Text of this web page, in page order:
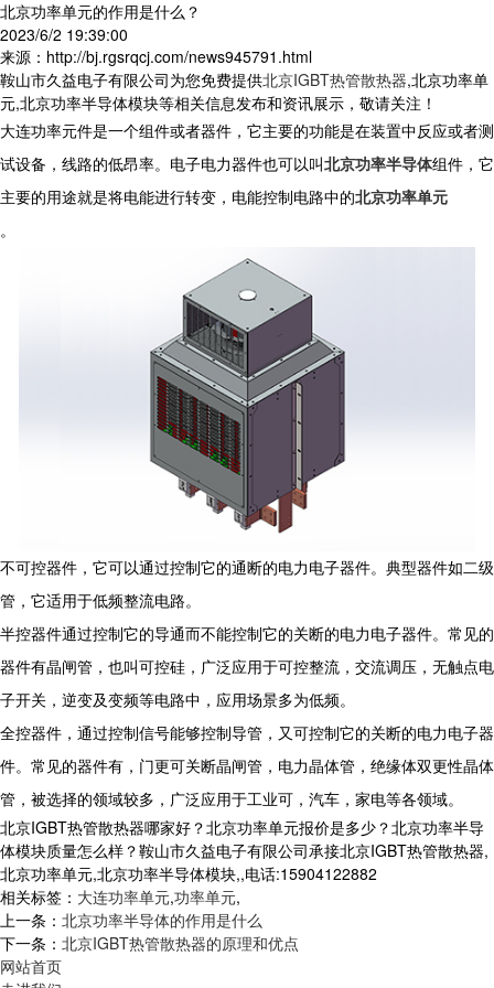
北京功率单元的作用是什么？
2023/6/2 19:39:00
来源：http://bj.rgsrqcj.com/news945791.html
鞍山市久益电子有限公司为您免费提供北京IGBT热管散热器,北京功率单
元,北京功率半导体模块等相关信息发布和资讯展示，敬请关注！
大连功率元件是一个组件或者器件，它主要的功能是在装置中反应或者测
试设备，线路的低昂率。电子电力器件也可以叫 北京功率半导体组件，它
主要的用途就是将电能进行转变，电能控制电路中的北京功率单元
。
不可控器件，它可以通过控制它的通断的电力电子器件。典型器件如二级
管，它适用于低频整流电路。
半控器件通过控制它的导通而不能控制它的关断的电力电子器件。常见的
器件有晶闸管，也叫可控硅，广泛应用于可控整流，交流调压，无触点电
子开关，逆变及变频等电路中，应用场景多为低频。
全控器件，通过控制信号能够控制导管，又可控制它的关断的电力电子器
件。常见的器件有，门更可关断晶闸管，电力晶体管，绝缘体双更性晶体
管，被选择的领域较多，广泛应用于工业可，汽车，家电等各领域。
北京IGBT热管散热器哪家好？北京功率单元报价是多少？北京功率半导
体模块质量怎么样？鞍山市久益电子有限公司承接北京IGBT热管散热器,
北京功率单元,北京功率半导体模块,,电话:15904122882
相关标签： 大连功率单元,功率单元,
上一条： 北京功率半导体的作用是什么
下一条： 北京IGBT热管散热器的原理和优点
网站首页